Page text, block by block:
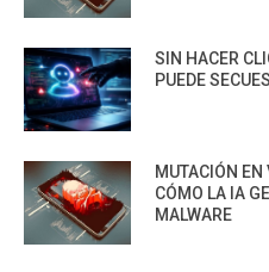
SIN HACER
PUEDE
MUTACIÓN
CÓMO LA IA
MALWARE